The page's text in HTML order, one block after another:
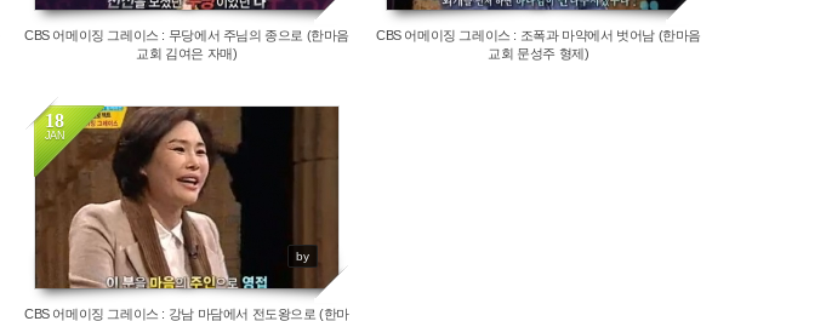
CBS 어메이징 그레이스 : 무당에서 주님의 종으로 (한마음
교회 김여은 자매)
CBS 어메이징 그레이스 : 조폭과 마약에서 벗어남 (한마음
교회 문성주 형제)
18
JAN
by
13848
CBS 어메이징 그레이스 : 강남 마담에서 전도왕으로 (한마